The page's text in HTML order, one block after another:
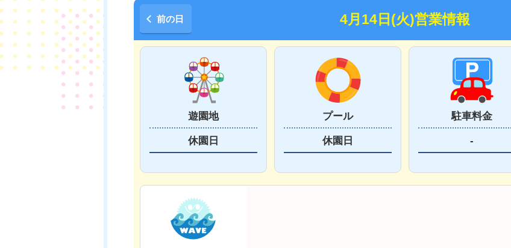
4月14日(火)営業情報
遊園地
休園日
プール
休園日
駐車料金
-